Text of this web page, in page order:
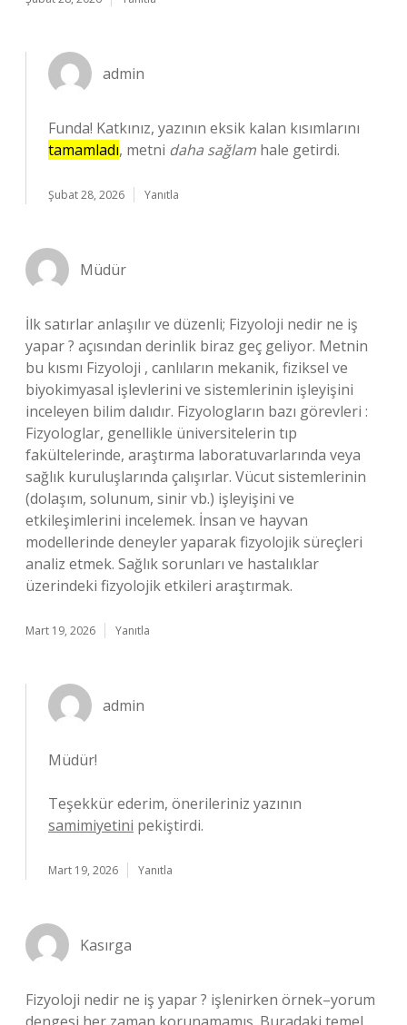
admin
Funda! Katkınız, yazının eksik kalan kısımlarını
tamamladı, metni daha sağlam hale getirdi.
Şubat 28, 2026 Yanıtla
Müdür
İlk satırlar anlaşılır ve düzenli; Fizyoloji nedir ne iş
yapar ? açısından derinlik biraz geç geliyor. Metnin
bu kısmı Fizyoloji , canlıların mekanik, fiziksel ve
biyokimyasal işlevlerini ve sistemlerinin işleyişini
inceleyen bilim dalıdır. Fizyologların bazı görevleri :
Fizyologlar, genellikle üniversitelerin tıp
fakültelerinde, araştırma laboratuvarlarında veya
sağlık kuruluşlarında çalışırlar. Vücut sistemlerinin
(dolaşım, solunum, sinir vb.) işleyişini ve
etkileşimlerini incelemek. İnsan ve hayvan
modellerinde deneyler yaparak fizyolojik süreçleri
analiz etmek. Sağlık sorunları ve hastalıklar
üzerindeki fizyolojik etkileri araştırmak.
Mart 19, 2026 Yanıtla
admin
Müdür!
Teşekkür ederim, önerileriniz yazının
samimiyetini pekiştirdi.
Mart 19, 2026 Yanıtla
Kasırga
Fizyoloji nedir ne iş yapar ? işlenirken örnek–yorum